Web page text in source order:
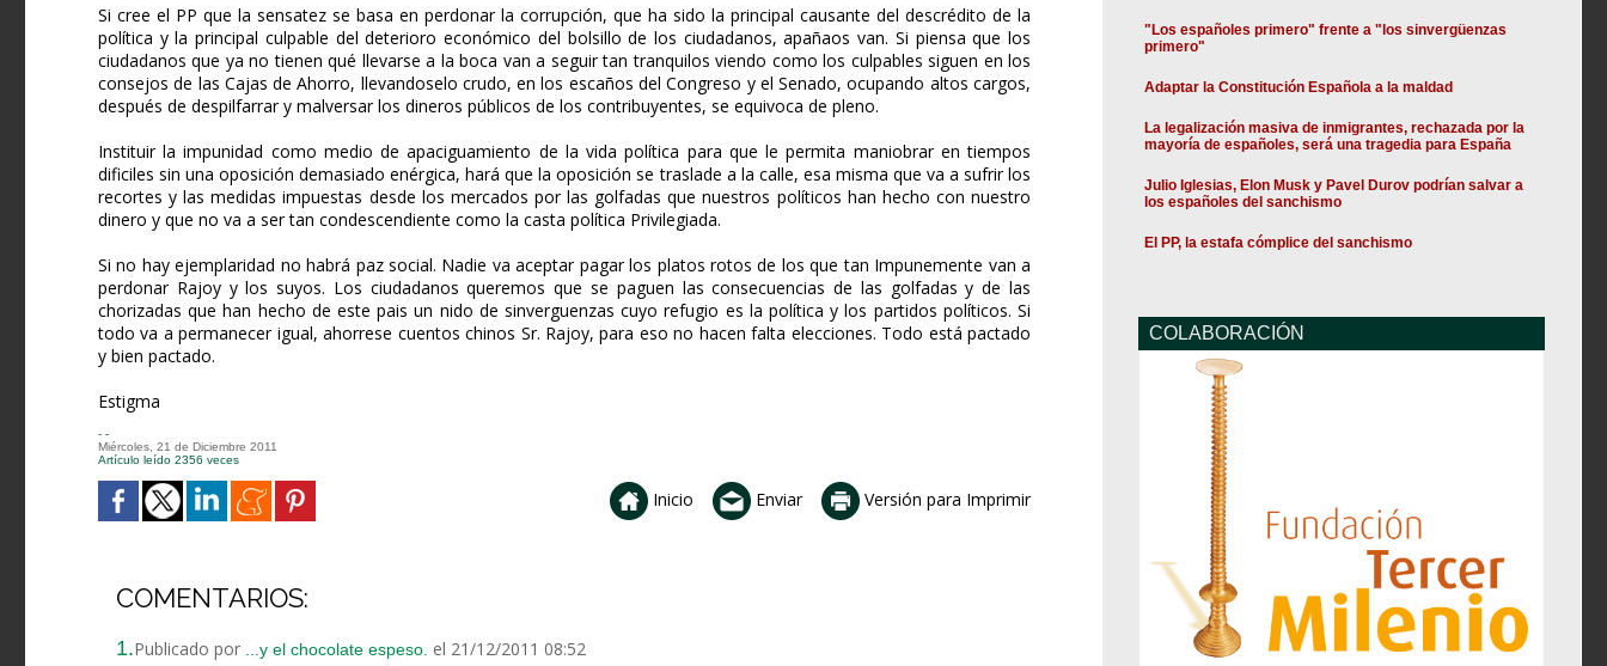
Si cree el PP que la sensatez se basa en perdonar la corrupción, que ha sido la principal causante del descrédito de la
política y la principal culpable del deterioro económico del bolsillo de los ciudadanos, apañaos van. Si piensa que los
ciudadanos que ya no tienen qué llevarse a la boca van a seguir tan tranquilos viendo como los culpables siguen en los
consejos de las Cajas de Ahorro, llevandoselo crudo, en los escaños del Congreso y el Senado, ocupando altos cargos,
después de despilfarrar y malversar los dineros públicos de los contribuyentes, se equivoca de pleno.
Instituir la impunidad como medio de apaciguamiento de la vida política para que le permita maniobrar en tiempos
dificiles sin una oposición demasiado enérgica, hará que la oposición se traslade a la calle, esa misma que va a sufrir los
recortes y las medidas impuestas desde los mercados por las golfadas que nuestros políticos han hecho con nuestro
dinero y que no va a ser tan condescendiente como la casta política Privilegiada.
Si no hay ejemplaridad no habrá paz social. Nadie va aceptar pagar los platos rotos de los que tan Impunemente van a
perdonar Rajoy y los suyos. Los ciudadanos queremos que se paguen las consecuencias de las golfadas y de las
chorizadas que han hecho de este pais un nido de sinverguenzas cuyo refugio es la política y los partidos políticos. Si
todo va a permanecer igual, ahorrese cuentos chinos Sr. Rajoy, para eso no hacen falta elecciones. Todo está pactado
y bien pactado.
Estigma
- -
Miércoles, 21 de Diciembre 2011
Artículo leído 2356 veces
Inicio Enviar Versión para Imprimir
COMENTARIOS:
1.Publicado por ...y el chocolate espeso. el 21/12/2011 08:52
"Los españoles primero" frente a "los sinvergüenzas
primero"
Adaptar la Constitución Española a la maldad
La legalización masiva de inmigrantes, rechazada por la
mayoría de españoles, será una tragedia para España
Julio Iglesias, Elon Musk y Pavel Durov podrían salvar a
los españoles del sanchismo
El PP, la estafa cómplice del sanchismo
COLABORACIÓN